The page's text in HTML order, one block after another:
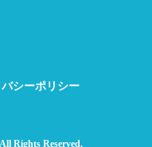
シーポリシー
Rights Reserved.